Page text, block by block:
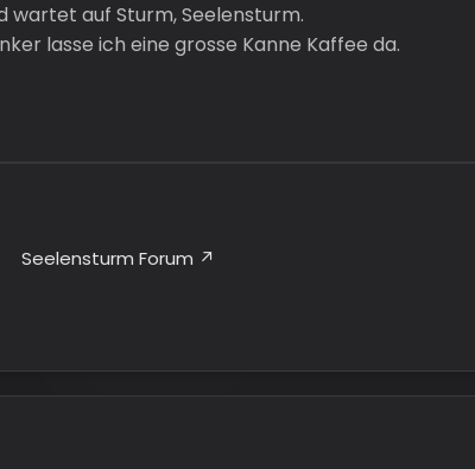
wartet auf Sturm, Seelensturm.
lasse ich eine grosse Kanne Kaffee da.
Seelensturm Forum